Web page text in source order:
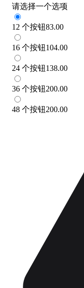
请选择一个选项
12 个按钮83.00
16 个按钮104.00
24 个按钮138.00
36 个按钮200.00
48 个按钮200.00